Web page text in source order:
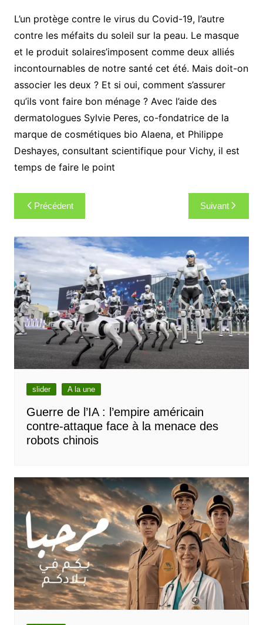
L’un protège contre le virus du Covid-19, l’autre
contre les méfaits du soleil sur la peau. Le masque
et le produit solaires’imposent comme deux alliés
incontournables de notre santé cet été. Mais doit-on
associer les deux ? Et si oui, comment s’assurer
qu’ils vont faire bon ménage ? Avec l’aide des
dermatologues Sylvie Peres, co-fondatrice de la
marque de cosmétiques bio Alaena, et Philippe
Deshayes, consultant scientifique pour Vichy, il est
temps de faire le point
Navigation
de
l’article
Précédent Suivant
slider A la une
Guerre de l’IA : l’empire américain
contre-attaque face à la menace des
robots chinois